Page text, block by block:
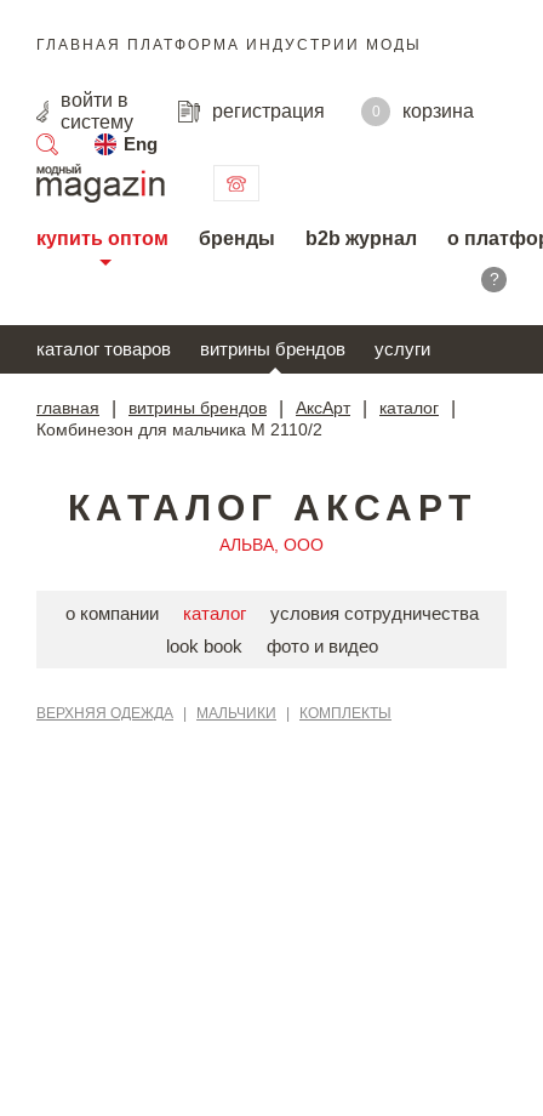
ГЛАВНАЯ ПЛАТФОРМА ИНДУСТРИИ МОДЫ
войти в
систему
регистрация 0
корзина
Eng
поиск
купить оптом бренды b2b журнал о
?
каталог товаров витрины брендов услуги
главная витрины брендов АксАрт каталог
Комбинезон для мальчика М 2110/2
КАТАЛОГ АКСАРТ
АЛЬВА, ООО
о компании каталог
условия сотрудничества
look book
фото и видео
ВЕРХНЯЯ ОДЕЖДА МАЛЬЧИКИ КОМПЛЕКТЫ